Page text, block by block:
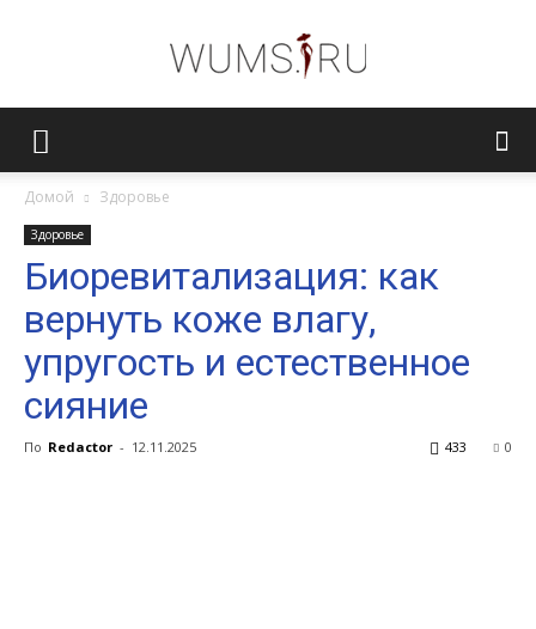
Домой Здоровье
Здоровье
Биоревитализация: как
вернуть коже влагу,
упругость и естественное
сияние
По Redactor - 12.11.2025 0
433